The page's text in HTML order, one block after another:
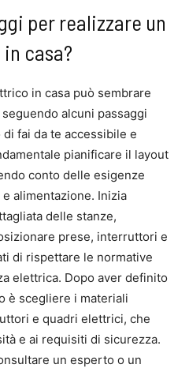
per realizzare un
casa?
in casa può sembrare
alcuni passaggi
fai da te accessibile e
pianificare il layout
conto delle esigenze
alimentazione. Inizia
delle stanze,
prese, interruttori e
di rispettare le normative
elettrica. Dopo aver definito
è scegliere i materiali
e quadri elettrici, che
e ai requisiti di sicurezza.
un esperto o un